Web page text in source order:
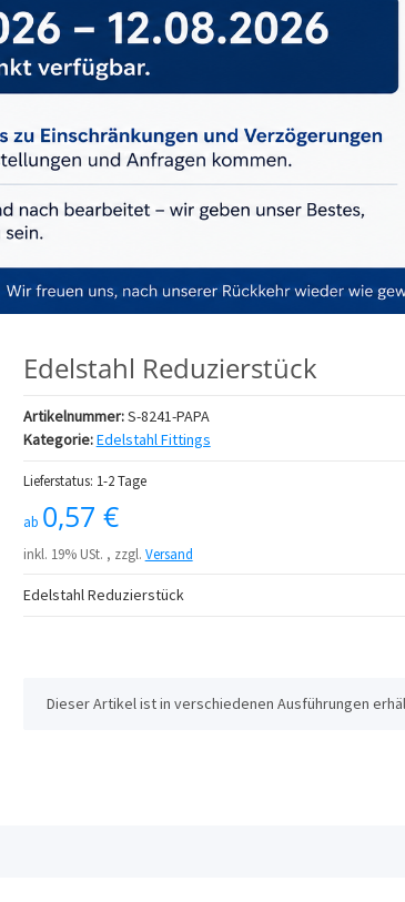
Edelstahl Reduzierstück
Artikelnummer:S-8241-PAPA
Kategorie:Edelstahl Fittings
Lieferstatus: 1-2 Tage
ab 0,57 €
inkl. 19% USt. , zzgl. Versand
Edelstahl Reduzierstück
x
Dieser Artikel ist in verschiedenen Ausführungen